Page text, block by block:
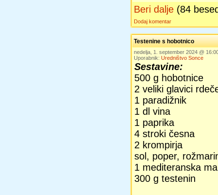
Beri dalje (84
Dodaj komentar
Testenine s hobotnico
nedelja, 1. september 2024 @
Uporabnik: Uredništvo Sonce
Sestavine:
500 g hobotnice
2 veliki glavici
1 paradižnik
1 dl vina
1 paprika
4 stroki česna
2 krompirja
sol, poper,
1 mediteranska
300 g testenin